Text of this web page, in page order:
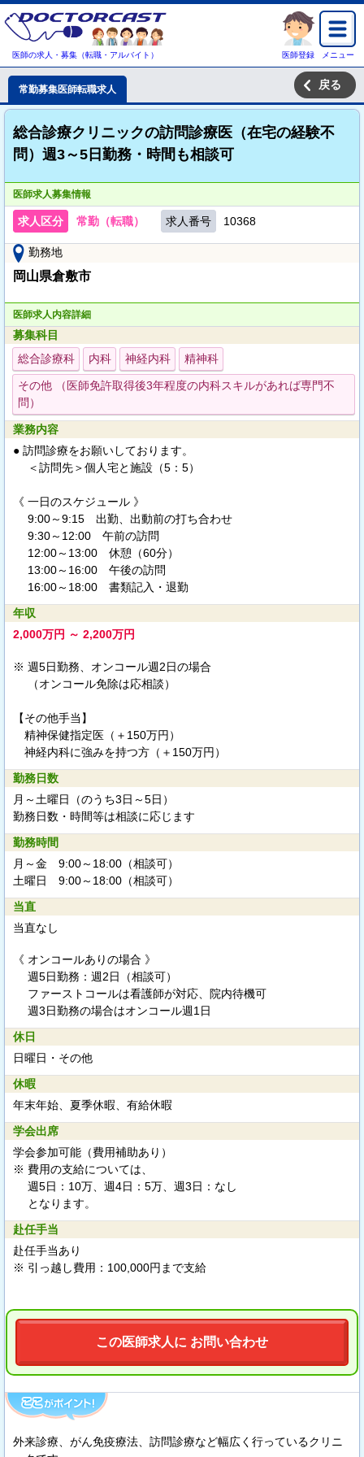
医師の求人・募集（転職・アルバイト） 医師登録 メニュー
常勤募集医師転職求人 戻る
総合診療クリニックの訪問診療医（在宅の経験不
問）週3～5日勤務・時間も相談可
医師求人募集情報
求人区分 常勤（転職） 求人番号 10368
勤務地
岡山県倉敷市
医師求人内容詳細
募集科目
総合診療科
内科 神経内科 精神科
その他 （医師免許取得後3年程度の内科スキルがあれば専門不
問）
業務内容
● 訪問診療をお願いしております。
＜訪問先＞個人宅と施設（5：5）
《 一日のスケジュール 》
9:00～9:15 出勤、出動前の打ち合わせ
9:30～12:00 午前の訪問
12:00～13:00 休憩（60分）
13:00～16:00 午後の訪問
16:00～18:00 書類記入・退勤
年収
2,000万円 ～ 2,200万円
※ 週5日勤務、オンコール週2日の場合
（オンコール免除は応相談）
【その他手当】
精神保健指定医（＋150万円）
神経内科に強みを持つ方（＋150万円）
勤務日数
月～土曜日（のうち3日～5日）
勤務日数・時間等は相談に応じます
勤務時間
月～金 9:00～18:00（相談可）
土曜日 9:00～18:00（相談可）
当直
当直なし
《 オンコールありの場合 》
週5日勤務：週2日（相談可）
ファーストコールは看護師が対応、院内待機可
週3日勤務の場合はオンコール週1日
休日
日曜日・その他
休暇
年末年始、夏季休暇、有給休暇
学会出席
学会参加可能（費用補助あり）
※ 費用の支給については、
週5日：10万、週4日：5万、週3日：なし
となります。
赴任手当
赴任手当あり
※ 引っ越し費用：100,000円まで支給
この医師求人に お問い合わせ
外来診療、がん免疫療法、訪問診療など幅広く行っているクリニ